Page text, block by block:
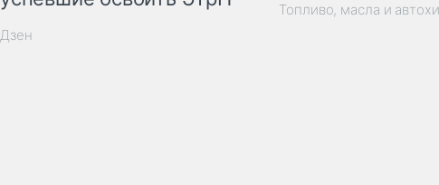
Дзен
Топливо, масла и